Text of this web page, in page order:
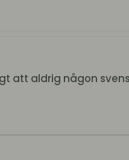
att aldrig någon